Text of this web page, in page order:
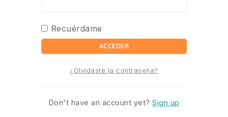
Recuérdame
ACCEDER
¿Olvidaste la contraseña?
Don't have an account yet? Sign up